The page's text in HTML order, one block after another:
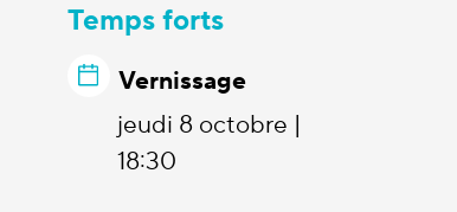
Temps forts
Vernissage
jeudi 8 octobre |
18:30